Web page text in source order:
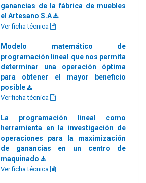
ganancias de la fábrica de muebles
el Artesano S.A
Ver ficha técnica
Modelo matemático de
programación lineal que nos permita
determinar una operación óptima
para obtener el mayor beneficio
posible
Ver ficha técnica
La programación lineal como
herramienta en la investigación de
operaciones para la maximización
de ganancias en un centro de
maquinado
Ver ficha técnica